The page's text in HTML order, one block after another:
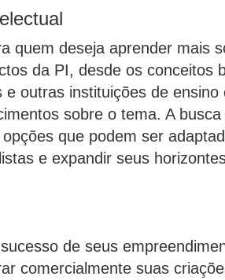
quem deseja aprender mais
da PI, desde os conceitos
outras instituições de
sobre o tema. A
que podem ser
e expandir seus
de seus
comercialmente suas